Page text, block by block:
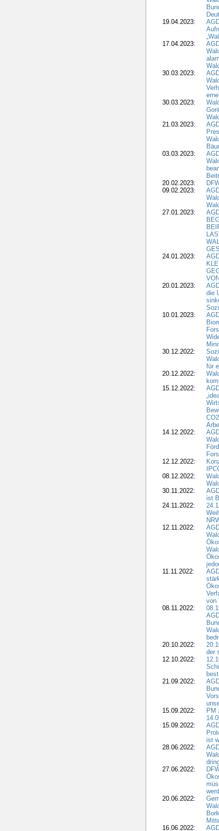
19.04.2023:
17.04.2023:
30.03.2023:
30.03.2023:
21.03.2023:
03.03.2023:
20.02.2023:
09.02.2023:
27.01.2023:
24.01.2023:
20.01.2023:
die
10.01.2023:
30.12.2022:
für
20.12.2022:
15.12.2022:
14.12.2022:
12.12.2022:
08.12.2022:
30.11.2022:
ist
24.11.2022:
12.11.2022:
11.11.2022:
von
08.11.2022:
20.10.2022:
der
12.10.2022:
21.09.2022:
15.09.2022:
PM
15.09.2022:
ist
28.06.2022:
27.06.2022:
20.06.2022:
16.06.2022: